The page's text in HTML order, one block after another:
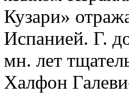
Кузари»
Испанией. Г.
мн. лет
Халфон